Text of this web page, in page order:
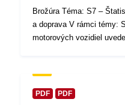
Prístupové práva:
Brožúra Téma: S7 –
a doprava V rámci témy:
motorových vozidiel
PDF PDF